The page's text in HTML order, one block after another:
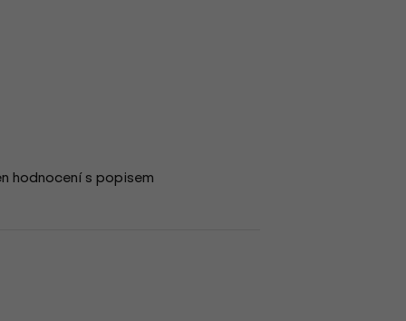
hodnocení s popisem